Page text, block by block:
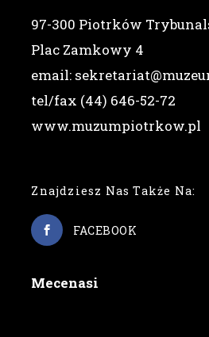
97-300 Piotrków
Plac Zamkowy 4
email:
tel/fax (44) 646-52-72
www.muzumpiotrkow.pl
Znajdziesz Nas Także Na:
FACEBOOK
Mecenasi